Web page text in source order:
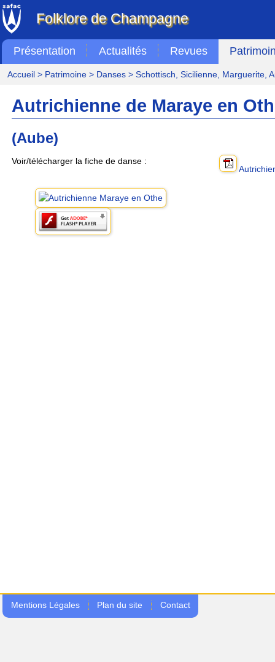
Folklore de Champagne
Présentation Actualités Revues
Accueil> Patrimoine> Danses> Schottisch, Sicilienne, Marguerite,
Autrichienne de Maraye en
(Aube)
Voir/télécharger la fiche de danse :
Mentions Légales Plan du site Contact